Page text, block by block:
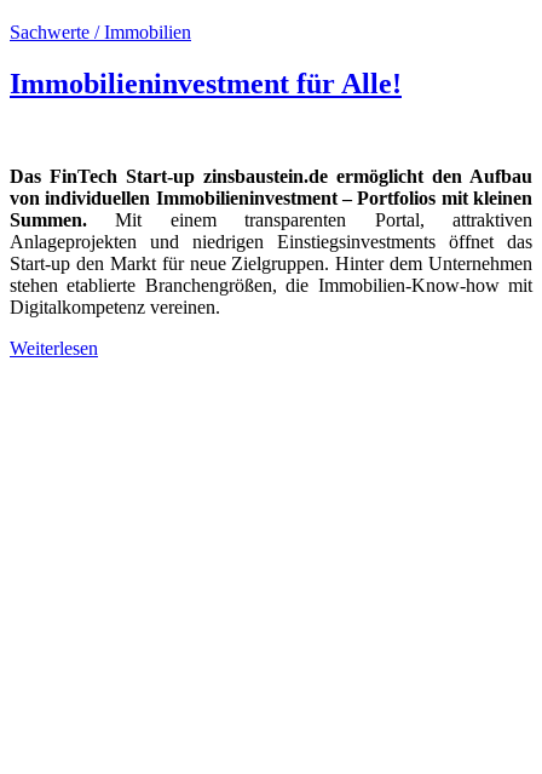
Sachwerte / Immobilien
Immobilieninvestment für Alle!
Das FinTech Start-up zinsbaustein.de ermöglicht den Aufbau
von individuellen Immobilieninvestment – Portfolios mit kleinen
Summen. Mit einem transparenten Portal, attraktiven
Anlageprojekten und niedrigen Einstiegsinvestments öffnet das
Start-up den Markt für neue Zielgruppen. Hinter dem Unternehmen
stehen etablierte Branchengrößen, die Immobilien-Know-how mit
Digitalkompetenz vereinen.
Weiterlesen